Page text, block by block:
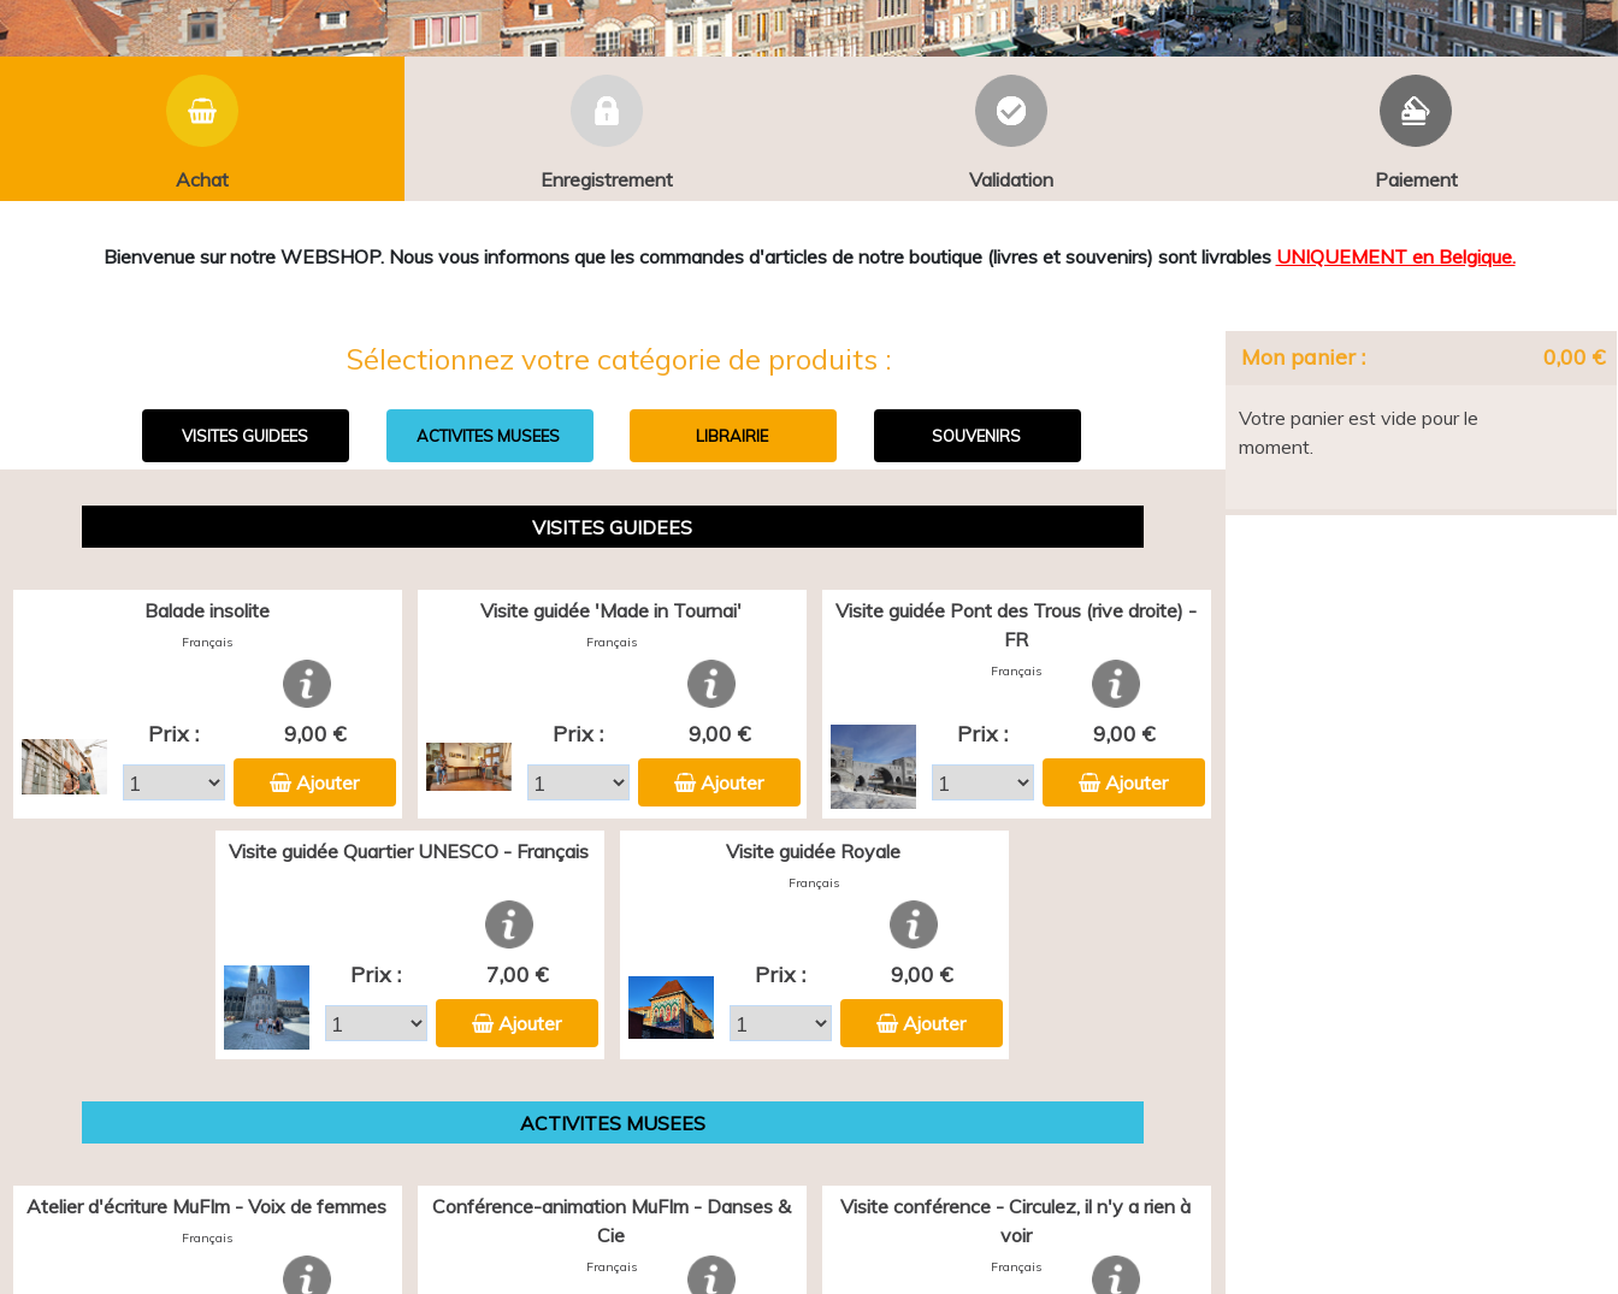
Achat Enregistrement Validation Paiement
Bienvenue sur notre WEBSHOP. Nous vous informons que les commandes d'articles de notre boutique (livres et souvenirs) sont livrables UNIQUEMENT en Belgique.
Sélectionnez votre catégorie de produits :
VISITES GUIDEES ACTIVITES MUSEES LIBRAIRIE SOUVENIRS
VISITES GUIDEES
Balade insolite
Français
Prix : 9,00 €
Ajouter
Visite guidée 'Made in Tournai'
Français
Prix : 9,00 €
Ajouter
Visite guidée Pont des Trous (rive droite) -
FR
Français
Prix : 9,00 €
Ajouter
Visite guidée Quartier UNESCO - Français
Prix : 7,00 €
Ajouter
Visite guidée Royale
Français
Prix : 9,00 €
Ajouter
ACTIVITES MUSEES
Atelier d'écriture MuFIm - Voix de femmes
Français
Conférence-animation MuFIm - Danses &
Cie
Français
Visite conférence - Circulez, il n'y a rien à
voir
Français
Mon panier : 0,00 €
Votre panier est vide pour le
moment.